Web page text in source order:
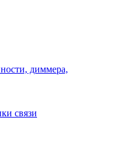
диммера,
связи